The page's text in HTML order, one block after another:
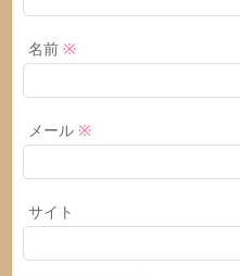
名前 ※
メール ※
サイト